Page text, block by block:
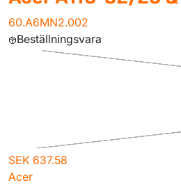
60.A6MN2.002
Beställningsvara
SEK 637.58
Acer